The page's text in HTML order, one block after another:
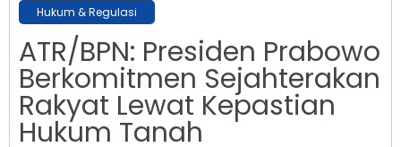
Hukum & Regulasi
ATR/BPN: Presiden Prabowo
Berkomitmen Sejahterakan
Rakyat Lewat Kepastian
Hukum Tanah